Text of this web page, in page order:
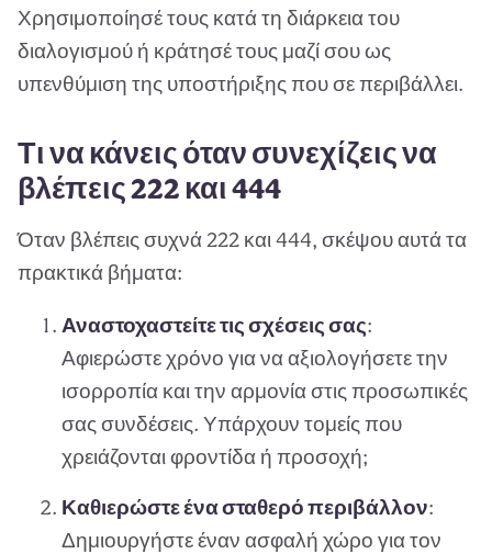
Χρησιμοποίησέ τους κατά τη διάρκεια του
διαλογισμού ή κράτησέ τους μαζί σου ως
υπενθύμιση της υποστήριξης που σε περιβάλλει.
Τι να κάνεις όταν συνεχίζεις να
βλέπεις 222 και 444
Όταν βλέπεις συχνά 222 και 444, σκέψου αυτά τα
πρακτικά βήματα:
Αναστοχαστείτε τις σχέσεις σας:
Αφιερώστε χρόνο για να αξιολογήσετε την
ισορροπία και την αρμονία στις προσωπικές
σας συνδέσεις. Υπάρχουν τομείς που
χρειάζονται φροντίδα ή προσοχή;
Καθιερώστε ένα σταθερό περιβάλλον:
Δημιουργήστε έναν ασφαλή χώρο για τον